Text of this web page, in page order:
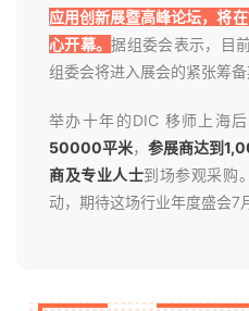
应用创新展暨高峰论坛，将
心开幕。据组委会表示，目
组委会将进入展会的紧张筹备
举办十年的DIC 移师上海后
50000平米， 参展商达到
商及专业人士到场参观采购
动，期待这场行业年度盛会7